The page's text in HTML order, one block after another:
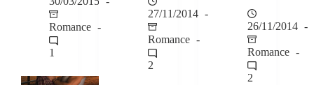
Romance
1
27/11/2014
Romance
2
26/11/2014
Romance
2